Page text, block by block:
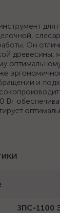
для
Он
древесины,
и
ЗПС-1100